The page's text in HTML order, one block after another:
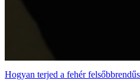
Hogyan terjed a fehér